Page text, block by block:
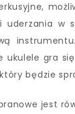
uderzania w
ukulele gra
będzie
jest